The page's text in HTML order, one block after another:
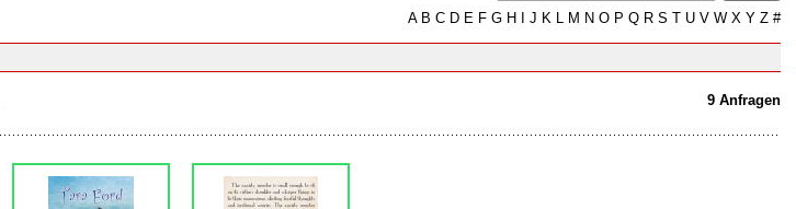
AB C D E F G H J K L M N O P Q R S T U V W X Y Z #
9 Anfragen